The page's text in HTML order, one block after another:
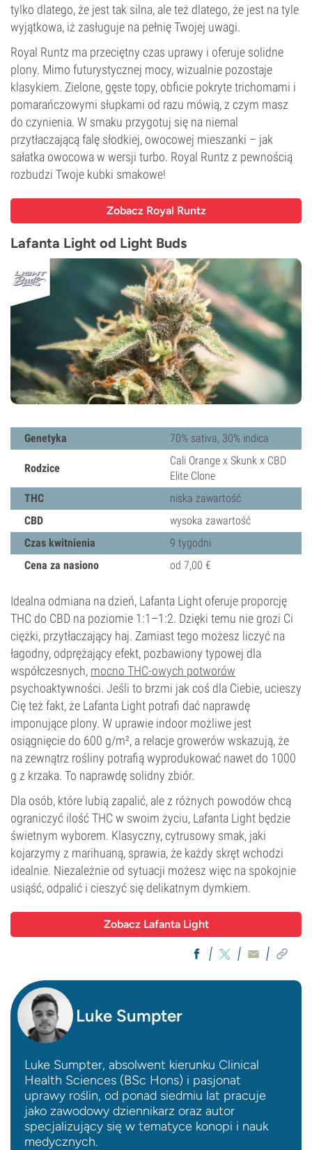
tylko dlatego, że jest tak silna, ale też dlatego, że jest na tyle
wyjątkowa, iż zasługuje na pełnię Twojej uwagi.
Royal Runtz ma przeciętny czas uprawy i oferuje solidne
plony. Mimo futurystycznej mocy, wizualnie pozostaje
klasykiem. Zielone, gęste topy, obficie pokryte trichomami i
pomarańczowymi słupkami od razu mówią, z czym masz
do czynienia. W smaku przygotuj się na niemal
przytłaczającą falę słodkiej, owocowej mieszanki – jak
sałatka owocowa w wersji turbo. Royal Runtz z pewnością
rozbudzi Twoje kubki smakowe!
Zobacz Royal Runtz
Lafanta Light od Light Buds
Genetyka 70% sativa, 30% indica
Rodzice
Cali Orange x Skunk x CBD
Elite Clone
THC
niska zawartość
CBD
wysoka zawartość
Czas kwitnienia
9 tygodni
Cena za nasiono
od 7,00 €
Idealna odmiana na dzień, Lafanta Light oferuje proporcję
THC do CBD na poziomie 1:1–1:2. Dzięki temu nie grozi Ci
ciężki, przytłaczający haj. Zamiast tego możesz liczyć na
łagodny, odprężający efekt, pozbawiony typowej dla
współczesnych, mocno THC-owych potworów
psychoaktywności. Jeśli to brzmi jak coś dla Ciebie, ucieszy
Cię też fakt, że Lafanta Light potrafi dać naprawdę
imponujące plony. W uprawie indoor możliwe jest
osiągnięcie do 600 g/m², a relacje growerów wskazują, że
na zewnątrz rośliny potrafią wyprodukować nawet do 1000
g z krzaka. To naprawdę solidny zbiór.
Dla osób, które lubią zapalić, ale z różnych powodów chcą
ograniczyć ilość THC w swoim życiu, Lafanta Light będzie
świetnym wyborem. Klasyczny, cytrusowy smak, jaki
kojarzymy z marihuaną, sprawia, że każdy skręt wchodzi
idealnie. Niezależnie od sytuacji możesz więc na spokojnie
usiąść, odpalić i cieszyć się delikatnym dymkiem.
Zobacz Lafanta Light
Luke Sumpter
Luke Sumpter, absolwent kierunku Clinical
Health Sciences (BSc Hons) i pasjonat
uprawy roślin, od ponad siedmiu lat pracuje
jako zawodowy dziennikarz oraz autor
specjalizujący się w tematyce konopi i nauk
medycznych.